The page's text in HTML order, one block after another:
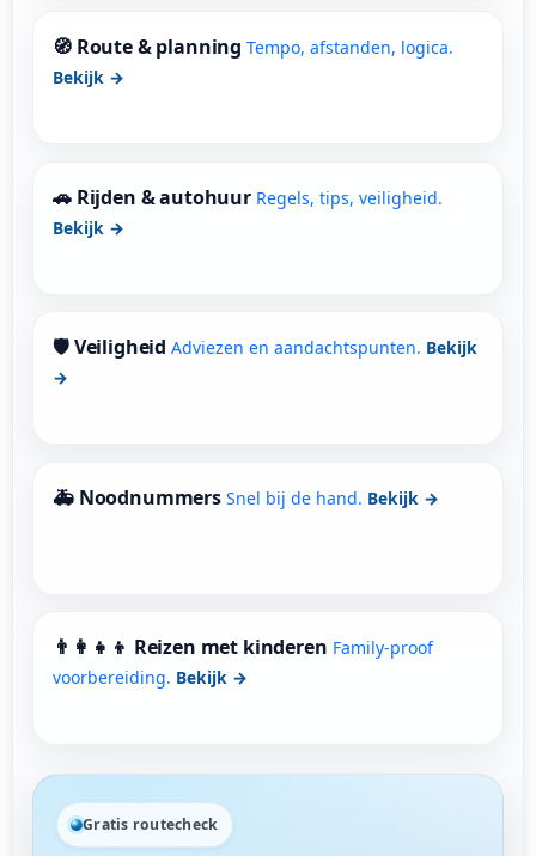
🧭 Route & planning Tempo, afstanden, logica.
Bekijk →
🚗 Rijden & autohuur Regels, tips, veiligheid.
Bekijk →
🛡 Veiligheid Adviezen en aandachtspunten. Bekijk
→
🚑 Noodnummers Snel bij de hand. Bekijk →
👨‍👩‍👧‍👦 Reizen met kinderen Family-proof
voorbereiding. Bekijk →
Gratis routecheck